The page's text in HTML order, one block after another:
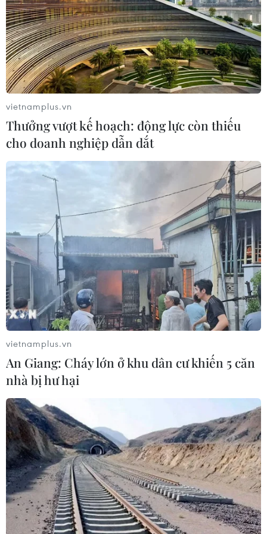
Hoa Kỳ
05/08/2026 12:29
Mỹ truy tố đối tượng bị bắt tại sân
golf của Tổng thống Trump
Mỹ cấm xuất khẩu vật liệu pin tái chế
và phế liệu vonfram trong một năm
05/08/2026 06:53
Brazil hạ cấp quan hệ với Argentina,
căng thẳng ngoại giao với Mỹ
05/08/2026 03:55
Mỹ dự chi thêm 1,4 tỷ USD cho hoạt
động của Vệ binh Quốc gia
05/08/2026 03:26
Báo Argentina nói ngành vật liệu
công nghệ cao Việt Nam "hút" đầu tư
nước ngoài
05/08/2026 03:11
Việt Nam bàn giao gạo sản xuất tại
Cuba cho đối tác
05/08/2026 02:27
vietnamplus.vn
Thưởng vượt kế hoạch: động lực còn thiếu
cho doanh nghiệp dẫn dắt
vietnamplus.vn
An Giang: Cháy lớn ở khu dân cư khiến 5 căn
nhà bị hư hại